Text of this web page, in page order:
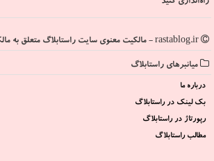
میانبرهای راستابلاگ
درباره ما
بک لینک در راستابلاگ
رپورتاژ در راستابلاگ
مطالب راستابلاگ